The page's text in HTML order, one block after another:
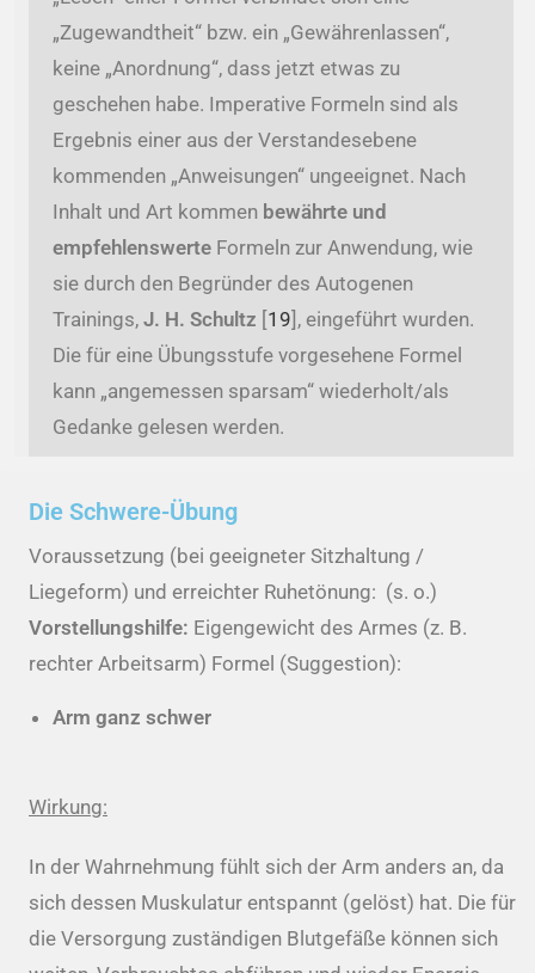
„Zugewandtheit“ bzw. ein „Gewährenlassen“,
keine „Anordnung“, dass jetzt etwas zu
geschehen habe. Imperative Formeln sind als
Ergebnis einer aus der Verstandesebene
kommenden „Anweisungen“ ungeeignet. Nach
Inhalt und Art kommen bewährte und
empfehlenswerte Formeln zur Anwendung, wie
sie durch den Begründer des Autogenen
Trainings, J. H. Schultz [19], eingeführt wurden.
Die für eine Übungsstufe vorgesehene Formel
kann „angemessen sparsam“ wiederholt/als
Gedanke gelesen werden.
Die Schwere-Übung
Voraussetzung (bei geeigneter Sitzhaltung /
Liegeform) und erreichter Ruhetönung: (s. o.)
Vorstellungshilfe: Eigengewicht des Armes (z. B.
rechter Arbeitsarm) Formel (Suggestion):
Arm ganz schwer
Wirkung:
In der Wahrnehmung fühlt sich der Arm anders an, da
sich dessen Muskulatur entspannt (gelöst) hat. Die für
die Versorgung zuständigen Blutgefäße können sich